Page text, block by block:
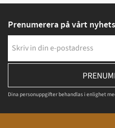
Prenumerera på vårt
Dina personuppgifter behandlas i enlighet